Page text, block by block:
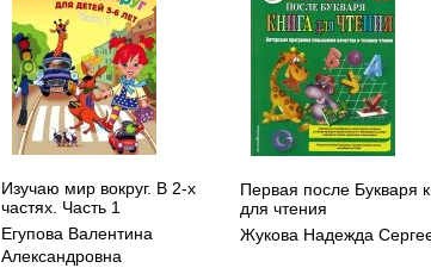
Изучаю мир вокруг. В 2-х
частях. Часть 1
Егупова Валентина
Александровна
Первая после Букваря
для чтения
Жукова Надежда